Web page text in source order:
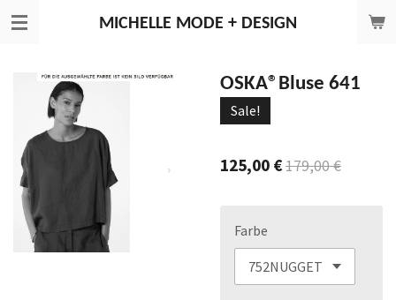
Zum
MICHELLE MODE + DESIGN
OSKA®Bluse 641
Sale!
125,00 €179,00 €
Farbe